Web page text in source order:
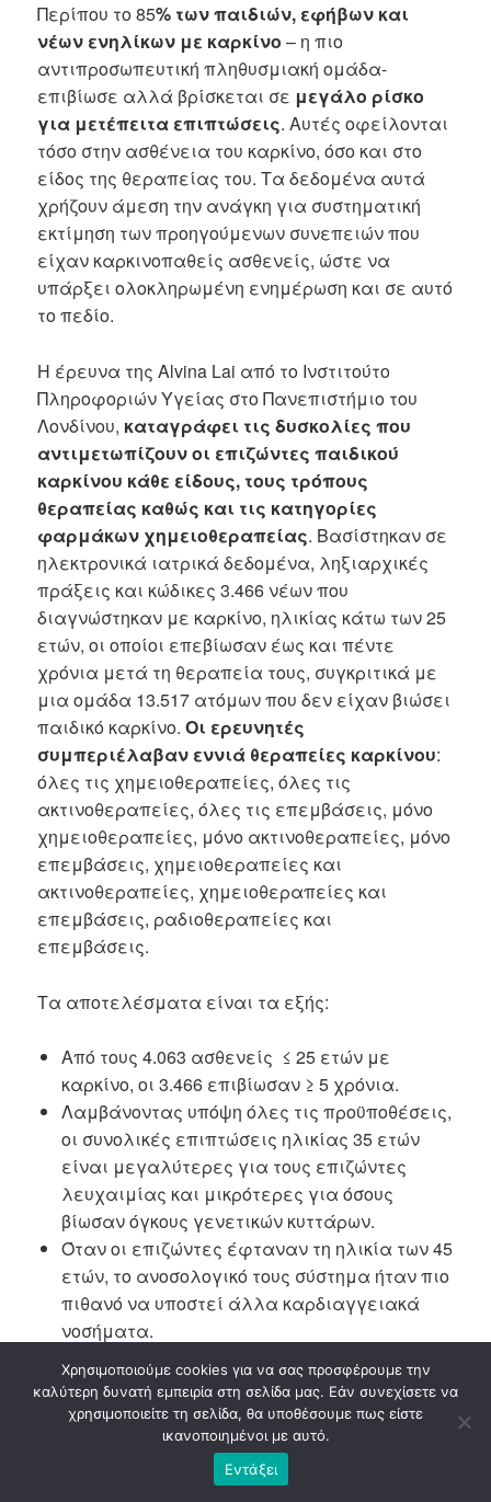
Περίπου το 85% των παιδιών, εφήβων και
νέων ενηλίκων με καρκίνο– η πιο
αντιπροσωπευτική πληθυσμιακή ομάδα-
επιβίωσε αλλά βρίσκεται σε μεγάλο ρίσκο
για μετέπειτα επιπτώσεις. Αυτές οφείλονται
τόσο στην ασθένεια του καρκίνο, όσο και στο
είδος της θεραπείας του. Τα δεδομένα αυτά
χρήζουν άμεση την ανάγκη για συστηματική
εκτίμηση των προηγούμενων συνεπειών που
είχαν καρκινοπαθείς ασθενείς, ώστε να
υπάρξει ολοκληρωμένη ενημέρωση και σε αυτό
το πεδίο.
Η έρευνα της Alvina Lai από το Ινστιτούτο
Πληροφοριών Υγείας στο Πανεπιστήμιο του
Λονδίνου, καταγράφει τις δυσκολίες που
αντιμετωπίζουν οι επιζώντες παιδικού
καρκίνου κάθε είδους, τους τρόπους
θεραπείας καθώς και τις κατηγορίες
φαρμάκων χημειοθεραπείας. Βασίστηκαν σε
ηλεκτρονικά ιατρικά δεδομένα, ληξιαρχικές
πράξεις και κώδικες 3.466 νέων που
διαγνώστηκαν με καρκίνο, ηλικίας κάτω των 25
ετών, οι οποίοι επεβίωσαν έως και πέντε
χρόνια μετά τη θεραπεία τους, συγκριτικά με
μια ομάδα 13.517 ατόμων που δεν είχαν βιώσει
παιδικό καρκίνο.Οι ερευνητές
συμπεριέλαβαν εννιά θεραπείες καρκίνου:
όλες τις χημειοθεραπείες, όλες τις
ακτινοθεραπείες, όλες τις επεμβάσεις, μόνο
χημειοθεραπείες, μόνο ακτινοθεραπείες, μόνο
επεμβάσεις, χημειοθεραπείες και
ακτινοθεραπείες, χημειοθεραπείες και
επεμβάσεις, ραδιοθεραπείες και
επεμβάσεις.
Τα αποτελέσματα είναι τα εξής:
Από τους 4.063 ασθενείς ≤ 25 ετών με
καρκίνο, οι 3.466 επιβίωσαν ≥ 5 χρόνια.
Λαμβάνοντας υπόψη όλες τις προϋποθέσεις,
οι συνολικές επιπτώσεις ηλικίας 35 ετών
είναι μεγαλύτερες για τους επιζώντες
λευχαιμίας και μικρότερες για όσους
βίωσαν όγκους γενετικών κυττάρων.
Ότανοι επιζώντες έφταναν τη ηλικία των45
ετών, το ανοσολογικό τους σύστημα ήτανπιο
πιθανό να υποστεί άλλα καρδιαγγειακά
νοσήματα.
Οι επιζώντες που έλαβαν χημειοθεραπείες
και ακτινοθεραπείες βίωσαν τις
μεγαλύτερες επιπτώσεις, ενώ οι λιγότερες
επιπτώσεις αναφέρονται σε όσους έκαναν
Χρησιμοποιούμε cookies για να σας προσφέρουμε την
καλύτερη δυνατή εμπειρία στη σελίδα μας. Εάν συνεχίσετε να
χρησιμοποιείτε τη σελίδα, θα υποθέσουμε πως είστε
ικανοποιημένοι με αυτό.
Εντάξει